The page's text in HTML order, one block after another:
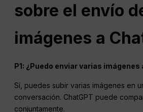
sobre el envío
imágenes a
P1: ¿Puedo enviar varias imágenes
Sí, puedes subir varias imágenes en
conversación. ChatGPT puede
conjuntamente.